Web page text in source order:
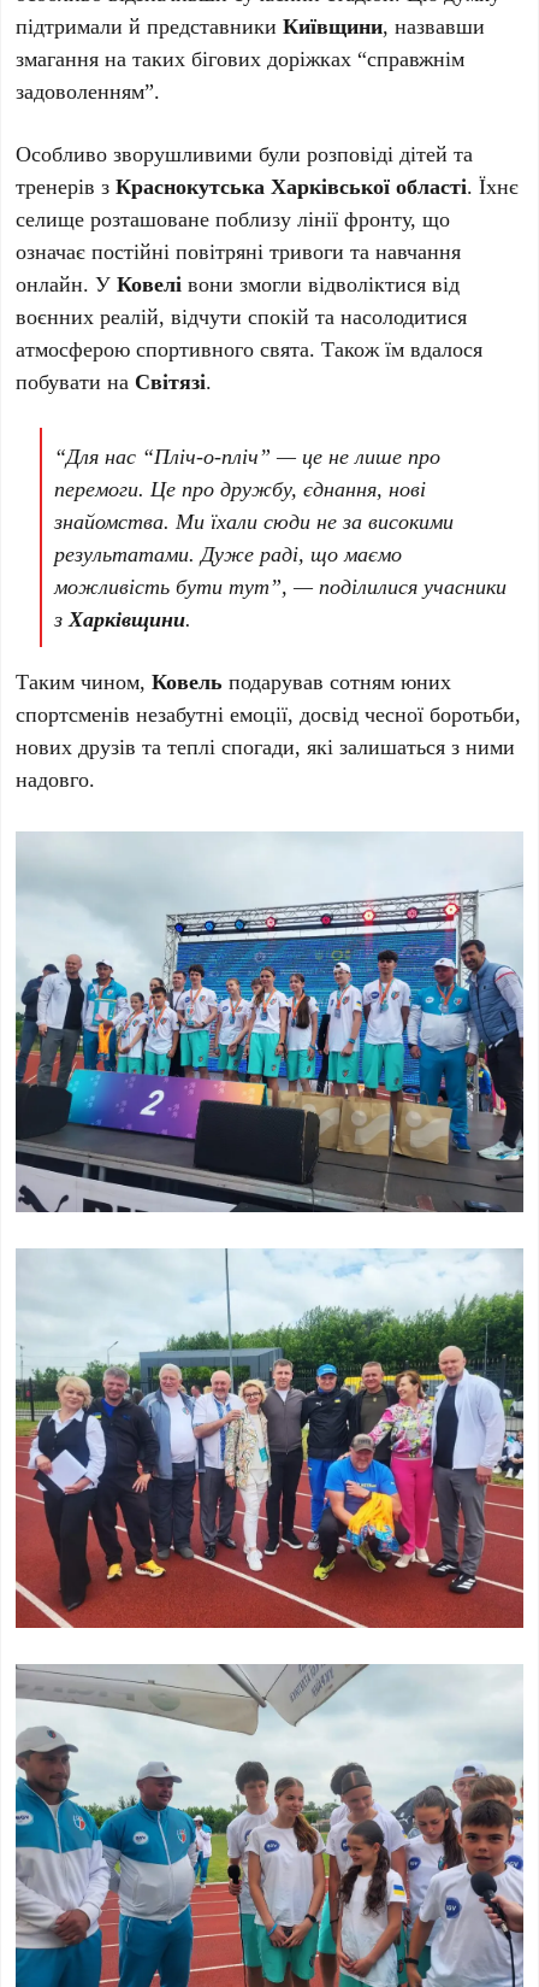
підтримали й представникиКиївщини, назвавши
змагання на таких бігових доріжках “справжнім
задоволенням”.
Особливо зворушливими були розповіді дітей та
тренерів зКраснокутська Харківської області. Їхнє
селище розташоване поблизу лінії фронту, що
означає постійні повітряні тривоги та навчання
онлайн. УКовелі вони змогли відволіктися від
воєнних реалій, відчути спокій та насолодитися
атмосферою спортивного свята. Також їм вдалося
побувати на Світязі.
“Для нас “Пліч-о-пліч” — це не лише про
перемоги. Це про дружбу, єднання, нові
знайомства. Ми їхали сюди не за високими
результатами. Дуже раді, що маємо
можливість бути тут”, — поділилися учасники
зХарківщини.
Таким чином,Ковель подарував сотням юних
спортсменів незабутні емоції, досвід чесної боротьби,
нових друзів та теплі спогади, які залишаться з ними
надовго.